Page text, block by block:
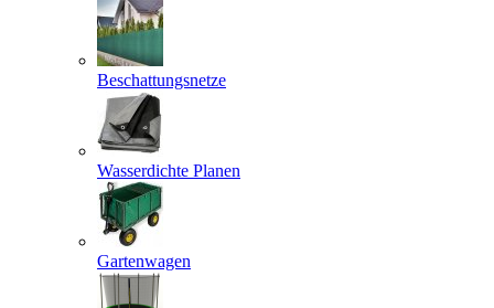
Beschattungsnetze
Wasserdichte Planen
Gartenwagen